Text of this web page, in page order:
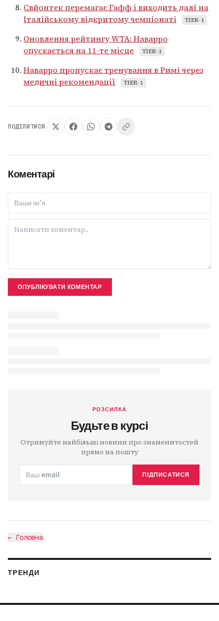
Свйонтек перемагає Гафф і виходить далі на
Італійському відкритому чемпіонаті
TIER-1
Оновлення рейтингу WTA: Наварро
опускається на 11-те місце
TIER-1
Наварро пропускає тренування в Римі через
медичні рекомендації
TIER-1
ПОДІЛИТИСЯ
Коментарі
ОПУБЛІКУВАТИ КОМЕНТАР
РОЗСИЛКА
Будьте в курсі
Отримуйте найбільші новини про знаменитостей
прямо на пошту
ПІДПИСАТИСЯ
← Головна
ТРЕНДИ